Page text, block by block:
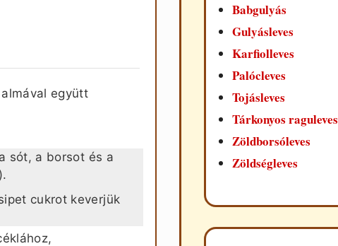
együtt
sót, a borsot és a
cukrot keverjük
Babgulyás
Gulyásleves
Karfiolleves
Palócleves
Tojásleves
Tárkonyos raguleves
Zöldborsóleves
Zöldségleves